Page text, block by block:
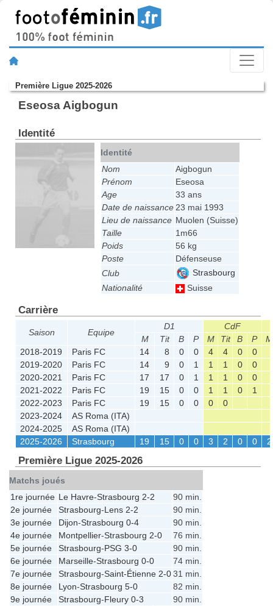
Première Ligue 2025-2026
Eseosa Aigbogun
Identité
Identité
Nom
Aigbogun
Prénom
Eseosa
Age
33 ans
Date de naissance 23 mai 1993
Lieu de naissance Muolen (Suisse)
Taille
1m66
Poids
56 kg
Poste
Défenseuse
Club
Strasbourg
Nationalité
Suisse
Carrière
Saison Equipe
D1
CdF
M
Tit B P M Tit B P
M
2018-2019
Paris FC 14 8 0 0 4 4 0
0
2019-2020
Paris FC 14 9 0 1 1 1 0
0
2020-2021
Paris FC 17 17 0 1 1 1 0
0
2021-2022
Paris FC 19 15 0 0 1 1 0
1
2022-2023
Paris FC 19 15 0 0 0
0
2023-2024
AS Roma (ITA)
2024-2025
AS Roma (ITA)
2025-2026
Strasbourg 19 15 0 0 3 2 0 0 2
Première Ligue 2025-2026
Matchs joués
1re journée Le Havre-Strasbourg 2-2
90 min.
2e journée
Strasbourg-Lens 2-2
90 min.
3e journée
Dijon-Strasbourg 0-4
90 min.
4e journée
Montpellier-Strasbourg 2-0
76 min.
5e journée
Strasbourg-PSG 3-0
90 min.
6e journée
Marseille-Strasbourg 0-0
74 min.
7e journée
Strasbourg-Saint-Étienne 2-031 min.
8e journée
Lyon-Strasbourg 5-0
82 min.
9e journée
Strasbourg-Fleury 0-3
90 min.